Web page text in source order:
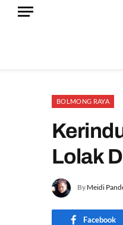
BOLMONG RAYA
Lolak
By Meidi
Facebook